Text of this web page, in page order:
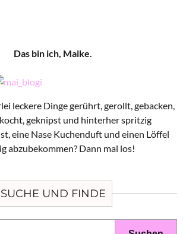
Das bin ich, Maike.
leckere Dinge gerührt, gerollt, gebacken,
geknipst und hinterher spritzig
eine Nase Kuchenduft und einen Löffel
abzubekommen? Dann mal los!
SUCHE UND FINDE